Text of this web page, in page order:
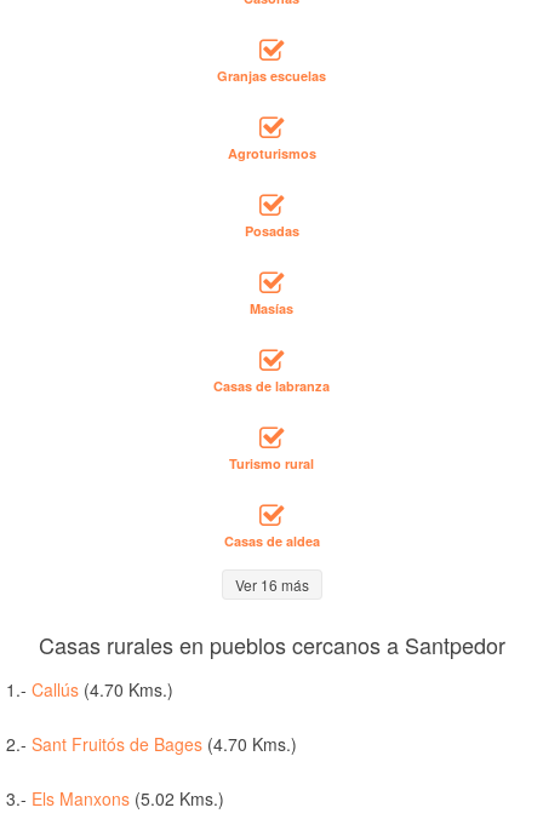
Granjas escuelas
Agroturismos
Posadas
Masías
Casas de labranza
Turismo rural
Casas de aldea
Ver 16 más
Casas rurales en pueblos cercanos a Santpedor
1.- Callús (4.70 Kms.)
2.- Sant Fruitós de Bages (4.70 Kms.)
3.- Els Manxons (5.02 Kms.)